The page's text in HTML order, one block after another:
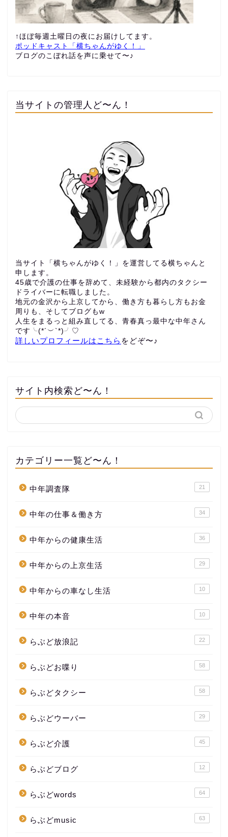
↑ほぼ毎週土曜日の夜にお届けしてます。
ポッドキャスト「横ちゃんがゆく！」
ブログのこぼれ話を声に乗せて〜♪
当サイトの管理人ど〜ん！
当サイト「横ちゃんがゆく！」を運営してる横ちゃんと
申します。
45歳で介護の仕事を辞めて、未経験から都内のタクシー
ドライバーに転職しました。
地元の金沢から上京してから、働き方も暮らし方もお金
周りも、 そしてブログもw
人生をまるっと組み直してる、青春真っ最中な中年さん
です╰(*´︶`*)╯♡
詳しいプロフィールはこちら をどぞ〜♪
サイト内検索ど〜ん！
カテゴリー一覧ど〜ん！
中年調査隊 21
中年の仕事＆働き方 34
中年からの健康生活 36
中年からの上京生活 29
中年からの車なし生活 10
中年の本音 10
らぶど放浪記 22
らぶどお喋り 58
らぶどタクシー 58
らぶどウーバー 29
らぶど介護 45
らぶどブログ 12
らぶどwords 64
らぶどmusic 63